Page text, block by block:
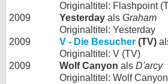
Originaltitel: Flashpoint
2009
Yesterday als Graham
Originaltitel: Yesterday
2009
V - Die Besucher (TV)
Originaltitel: V (TV)
2009
Wolf Canyon als D'arcy
Originaltitel: Wolf Canyon